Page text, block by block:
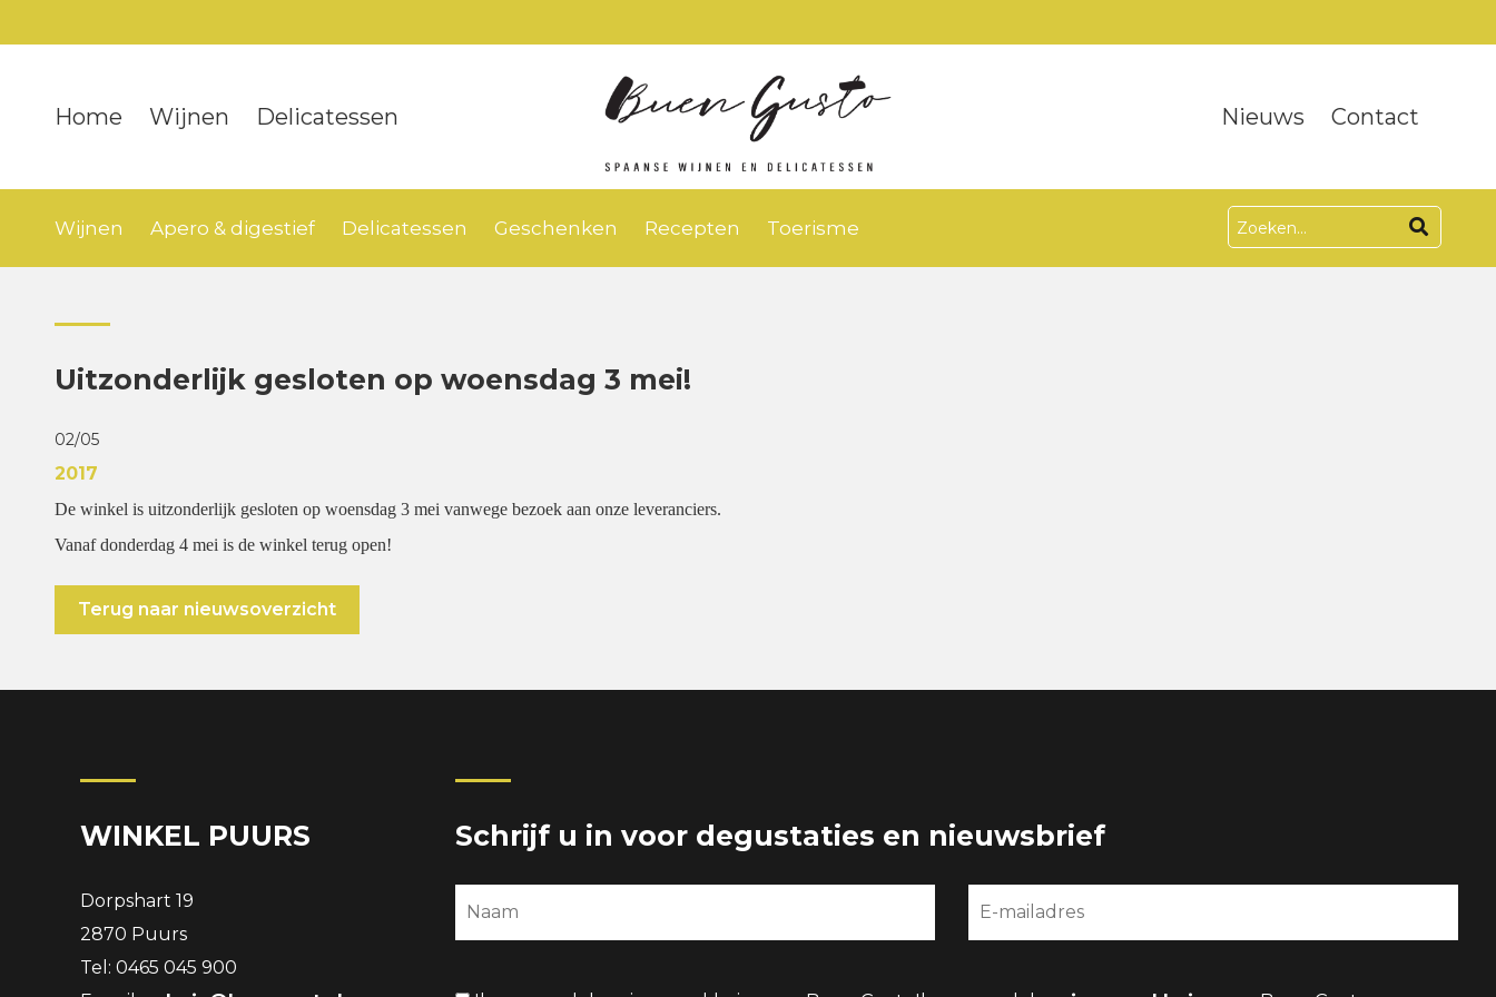
Home Wijnen Delicatessen Nieuws Contact
Wijnen Apero & digestief Delicatessen Geschenken Recepten Toerisme
Uitzonderlijk gesloten op woensdag 3 mei!
02/05
2017
De winkel is uitzonderlijk gesloten op woensdag 3 mei vanwege bezoek aan onze leveranciers.
Vanaf donderdag 4 mei is de winkel terug open!
Terug naar nieuwsoverzicht
WINKEL PUURS
Dorpshart 19
2870 Puurs
Tel: 0465 045 900
Schrijf u in voor degustaties en nieuwsbrief